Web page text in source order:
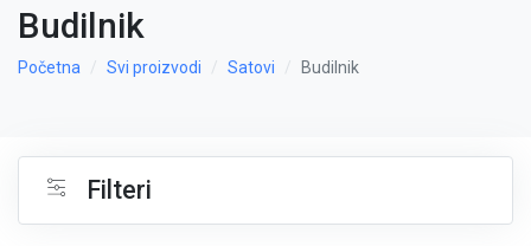
Budilnik
Početna Svi proizvodi Satovi Budilnik
Filteri